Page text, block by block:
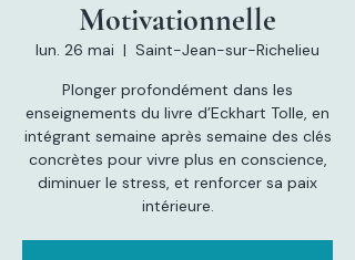
Motivationnelle
lun. 26 mai
  |
Saint-Jean-sur-Richelieu
Plonger profondément dans les
enseignements du livre d’Eckhart Tolle, en
intégrant semaine après semaine des clés
concrètes pour vivre plus en conscience,
diminuer le stress, et renforcer sa paix
intérieure.